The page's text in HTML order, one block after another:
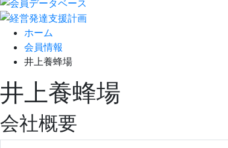
ホーム
会員情報
井上養蜂場
井上養蜂場
会社概要